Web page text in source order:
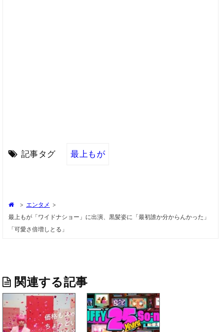
記事タグ 最上もが
> エンタメ >
最上もが「ワイドナショー」に出演、黒髪姿に「最初誰か分からんかった」
「可愛さ倍増しとる」
関連する記事